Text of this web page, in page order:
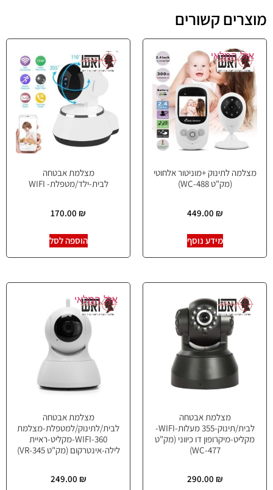
מוצרים קשורים
אזל המלאי
מצלמה לתינוק +מוניטור אלחוטי
(מק"ט WC-488)
449.00 ₪
מידע נוסף
מצלמת אבטחה
לבית-ילד/מטפלת- WIFI
170.00 ₪
הוספה לסל
מצלמת אבטחה
לבית/תינוק-355 מעלות-WIFI-
מקליט-מיקרופון דו כיווני (מק"ט
WC-477)
290.00 ₪
אזל המלאי
מצלמת אבטחה
לבית/לתינוק/למטפלת-מצלמת
360-WIFI-מקליט-ראיית
לילה-אינטרקום (מק"ט VR-345)
249.00 ₪